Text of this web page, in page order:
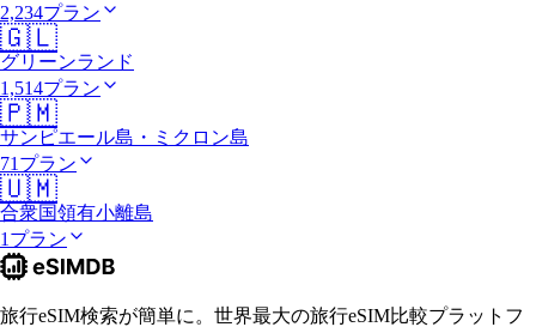
2,234プラン
🇬🇱
グリーンランド
1,514プラン
🇵🇲
サンピエール島・ミクロン島
71プラン
🇺🇲
合衆国領有小離島
1プラン
旅行eSIM検索が簡単に。世界最大の旅行eSIM比較プラットフ